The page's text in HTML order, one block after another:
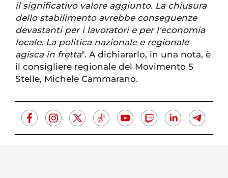
il significativo valore aggiunto. La chiusura
dello stabilimento avrebbe conseguenze
devastanti per i lavoratori e per l'economia
locale. La politica nazionale e regionale
agisca in fretta". A dichiararlo, in una nota, è
il consigliere regionale del Movimento 5
Stelle, Michele Cammarano.